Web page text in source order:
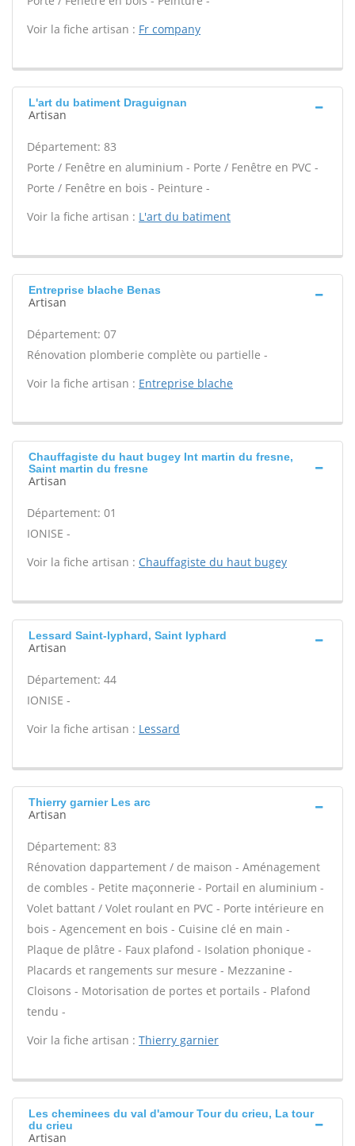
Voir la fiche artisan : Fr company
L'art du batiment Draguignan
Artisan
Département: 83
Porte / Fenêtre en aluminium - Porte / Fenêtre en PVC -
Porte / Fenêtre en bois - Peinture -
Voir la fiche artisan : L'art du batiment
Entreprise blache Benas
Artisan
Département: 07
Rénovation plomberie complète ou partielle -
Voir la fiche artisan : Entreprise blache
Chauffagiste du haut bugey Int martin du fresne,
Saint martin du fresne
Artisan
Département: 01
IONISE -
Voir la fiche artisan : Chauffagiste du haut bugey
Lessard Saint-lyphard, Saint lyphard
Artisan
Département: 44
IONISE -
Voir la fiche artisan : Lessard
Thierry garnier Les arc
Artisan
Département: 83
Rénovation dappartement / de maison - Aménagement
de combles - Petite maçonnerie - Portail en aluminium -
Volet battant / Volet roulant en PVC - Porte intérieure en
bois - Agencement en bois - Cuisine clé en main -
Plaque de plâtre - Faux plafond - Isolation phonique -
Placards et rangements sur mesure - Mezzanine -
Cloisons - Motorisation de portes et portails - Plafond
tendu -
Voir la fiche artisan : Thierry garnier
Les cheminees du val d'amour Tour du crieu, La tour
du crieu
Artisan